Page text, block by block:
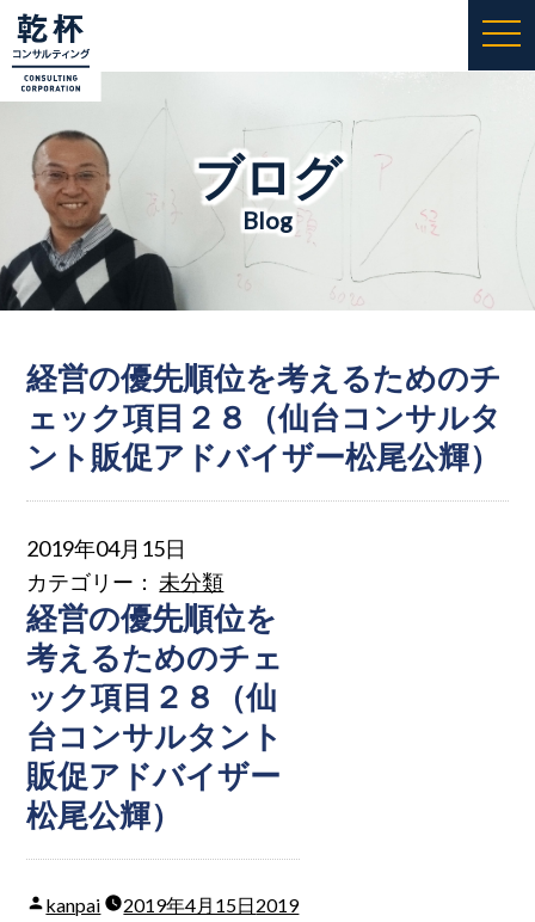
ブログ
Blog
経営の優先順位を考えるためのチ
ェック項目２８（仙台コンサルタ
ント販促アドバイザー松尾公輝）
2019年04月15日
カテゴリー： 未分類
経営の優先順位を
考えるためのチェ
ック項目２８（仙
台コンサルタント
販促アドバイザー
松尾公輝）
kanpai 2019年4月15日2019